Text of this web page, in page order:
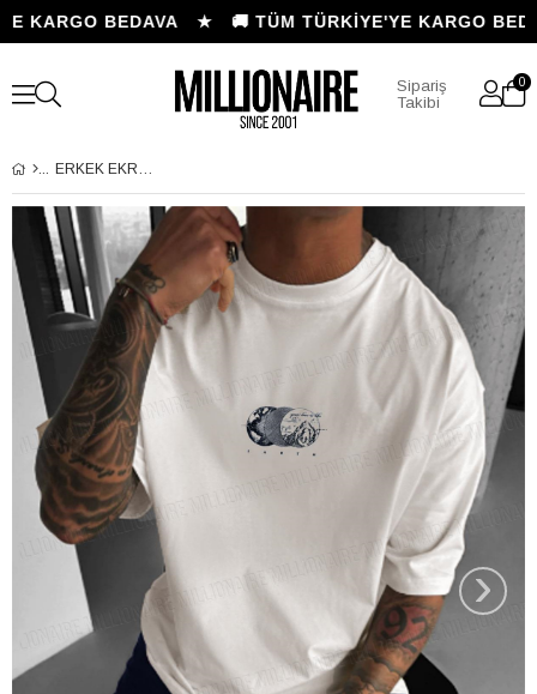
KARGO BEDAVA ★🚚 TÜM TÜRKİYE'YE KARGO
Sipariş
Takibi
0
ERKEK EKRU BEYAZ EARTH OVERSIZE FIT BOL GENIŞ KALIP SALAŞ KESIM T-SHIRT
›